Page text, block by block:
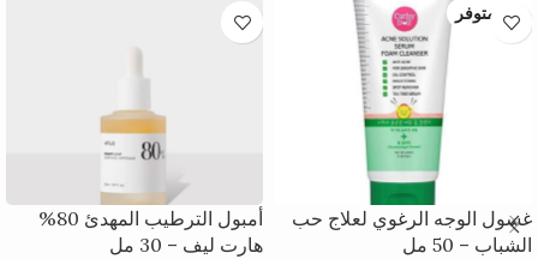
غير متوفر
غسول الوجه الرغوي لعلاج حب
الشباب – 50 مل
أمبول الترطيب المهدئ 80%
هارت ليف – 30 مل